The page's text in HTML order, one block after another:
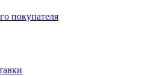
покупателя